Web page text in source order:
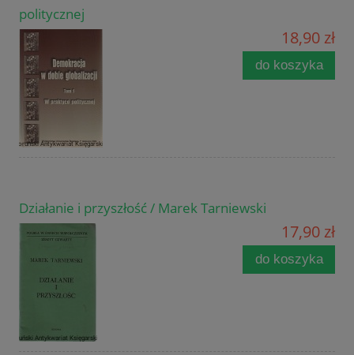
politycznej
18,90 zł
do koszyka
Działanie i przyszłość / Marek Tarniewski
17,90 zł
do koszyka